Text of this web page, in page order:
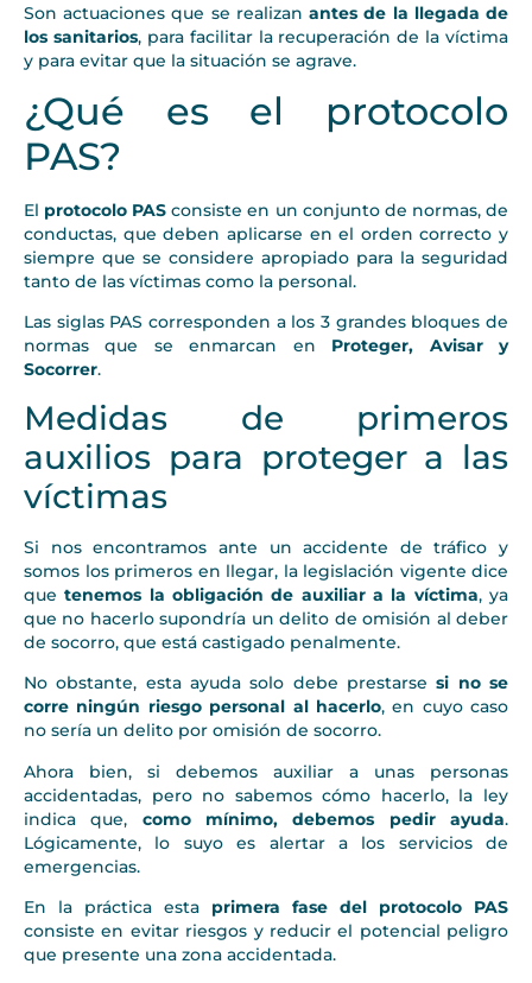
Son actuaciones que se realizanantes de la llegada de
los sanitarios, para facilitar la recuperación de la víctima
y para evitar que la situación se agrave.
¿Qué es el protocolo
PAS?
El protocolo PAS consiste en un conjunto de normas, de
conductas, que deben aplicarse en el orden correcto y
siempre que se considere apropiado para la seguridad
tanto de las víctimas como la personal.
Las siglas PAS corresponden a los 3 grandes bloques de
normas que se enmarcan en Proteger, Avisar y
Socorrer.
Medidas de primeros
auxilios para proteger a las
víctimas
Si nos encontramos ante un accidente de tráfico y
somos los primeros en llegar, la legislación vigente dice
quetenemos la obligación de auxiliar a la víctima, ya
que no hacerlo supondría un delito de omisión al deber
de socorro, que está castigado penalmente.
No obstante, esta ayuda solo debe prestarsesi no se
corre ningún riesgo personal al hacerlo, en cuyo caso
no sería un delito por omisión de socorro.
Ahora bien, si debemos auxiliar a unas personas
accidentadas, pero no sabemos cómo hacerlo, la ley
indica que, como mínimo, debemos pedir ayuda.
Lógicamente, lo suyo es alertar a los servicios de
emergencias.
En la práctica esta primera fase del protocolo PAS
consiste en evitar riesgos y reducir el potencial peligro
que presente una zona accidentada.